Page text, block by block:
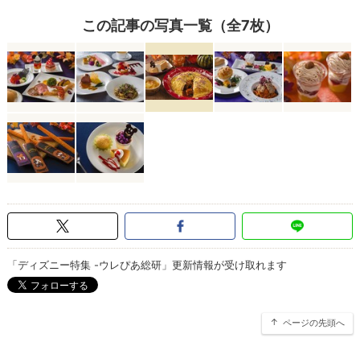
この記事の写真一覧（全7枚）
「ディズニー特集 -ウレぴあ総研」更新情報が受け取れます
ページの先頭へ